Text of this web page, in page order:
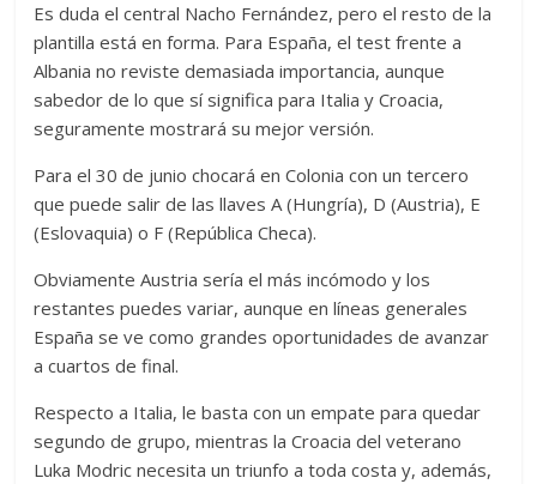
Es duda el central Nacho Fernández, pero el resto de la
plantilla está en forma. Para España, el test frente a
Albania no reviste demasiada importancia, aunque
sabedor de lo que sí significa para Italia y Croacia,
seguramente mostrará su mejor versión.
Para el 30 de junio chocará en Colonia con un tercero
que puede salir de las llaves A (Hungría), D (Austria), E
(Eslovaquia) o F (República Checa).
Obviamente Austria sería el más incómodo y los
restantes puedes variar, aunque en líneas generales
España se ve como grandes oportunidades de avanzar
a cuartos de final.
Respecto a Italia, le basta con un empate para quedar
segundo de grupo, mientras la Croacia del veterano
Luka Modric necesita un triunfo a toda costa y, además,